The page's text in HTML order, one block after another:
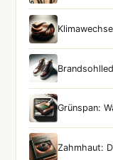
Grünspan:
Zahmhaut: